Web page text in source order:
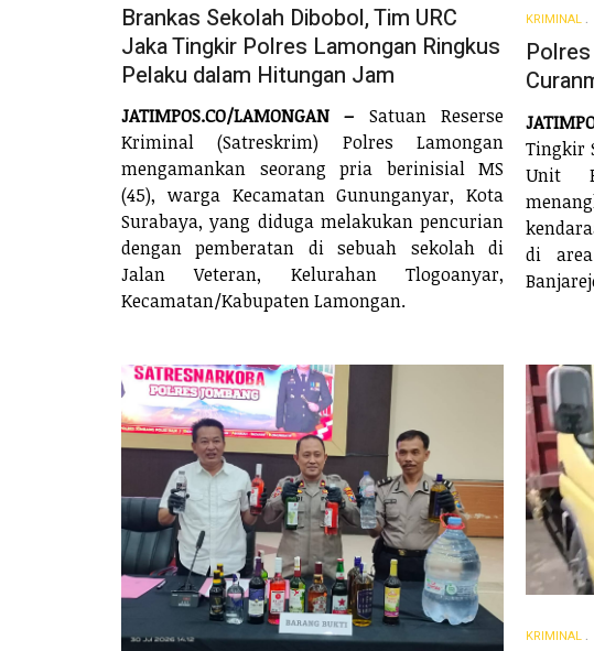
Brankas Sekolah Dibobol, Tim URC
Jaka Tingkir Polres Lamongan Ringkus
Pelaku dalam Hitungan Jam
JATIMPOS.CO/LAMONGAN – Satuan Reserse
Kriminal (Satreskrim) Polres Lamongan
mengamankan seorang pria berinisial MS
(45), warga Kecamatan Gununganyar, Kota
Surabaya, yang diduga melakukan pencurian
dengan pemberatan di sebuah sekolah di
Jalan Veteran, Kelurahan Tlogoanyar,
Kecamatan/Kabupaten Lamongan.
KRIMINAL
Tingkir
Unit
di
KRIMINAL